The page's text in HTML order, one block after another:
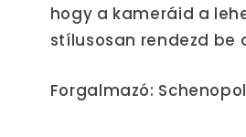
hogy a kameráid a
stílusosan rendezd be
Forgalmazó: